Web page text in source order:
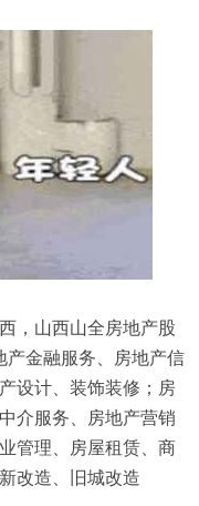
，山西山全房地产股
产金融服务、房地产信
设计、装饰装修；房
介服务、房地产营销
管理、房屋租赁、商
改造、旧城改造